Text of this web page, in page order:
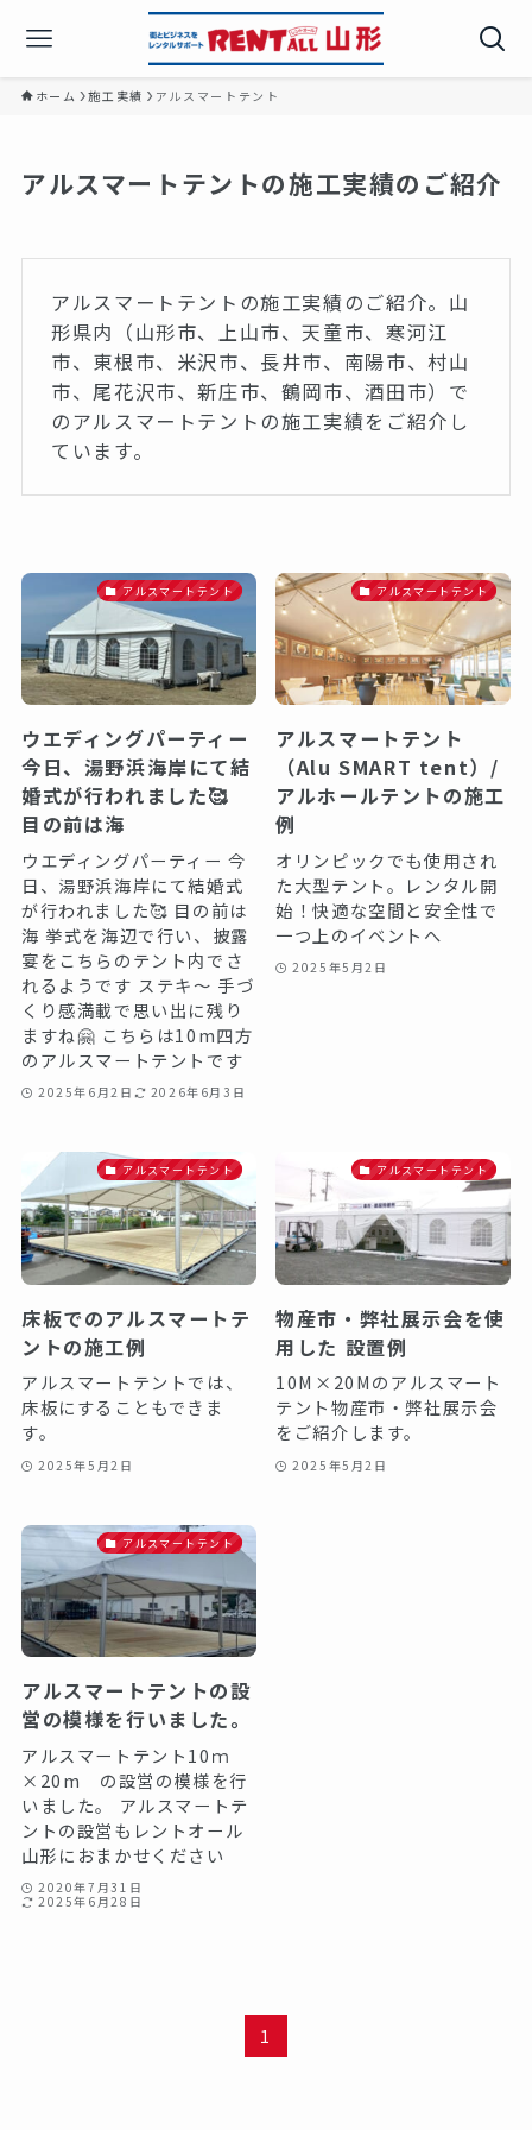
ホーム 施工実績 アルスマートテント
アルスマートテントの施工実績のご紹介
アルスマートテントの施工実績のご紹介。山
形県内（山形市、上山市、天童市、寒河江
市、東根市、米沢市、長井市、南陽市、村山
市、尾花沢市、新庄市、鶴岡市、酒田市）で
のアルスマートテントの施工実績をご紹介し
ています。
アルスマートテント
ウエディングパーティー
今日、湯野浜海岸にて結
婚式が行われました🥰
目の前は海
ウエディングパーティー 今
日、湯野浜海岸にて結婚式
が行われました🥰 目の前は
海 挙式を海辺で行い、披露
宴をこちらのテント内でさ
れるようです ステキ〜️️️ 手づ
くり感満載で思い出に残り
ますね🤗 こちらは10m四方
のアルスマートテントです
2025年6月2日 2026年6月3日
アルスマートテント
アルスマートテント
（Alu SMART tent）/
アルホールテントの施工
例
オリンピックでも使用され
た大型テント。レンタル開
始！快適な空間と安全性で
一つ上のイベントへ
2025年5月2日
アルスマートテント
床板でのアルスマートテ
ントの施工例
アルスマートテントでは、
床板にすることもできま
す。
2025年5月2日
アルスマートテント
物産市・弊社展示会を使
用した 設置例
10M×20Mのアルスマート
テント物産市・弊社展示会
をご紹介します。
2025年5月2日
アルスマートテント
アルスマートテントの設
営の模様を行いました。
アルスマートテント10ｍ
×20m の設営の模様を行
いました。 アルスマートテ
ントの設営もレントオール
山形におまかせください
2020年7月31日
2025年6月28日
1